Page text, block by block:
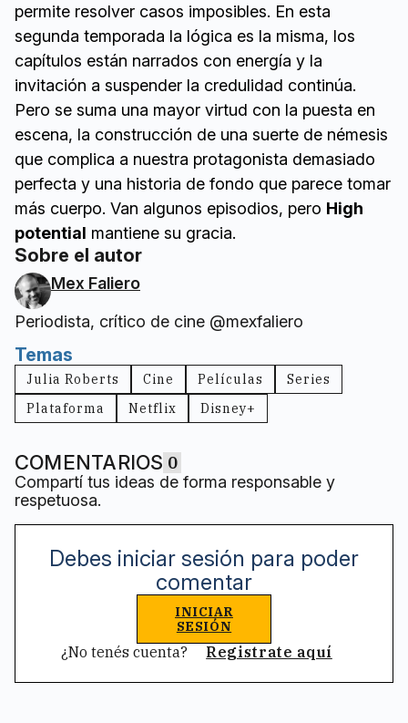
permite resolver casos imposibles. En esta
segunda temporada la lógica es la misma, los
capítulos están narrados con energía y la
invitación a suspender la credulidad continúa.
Pero se suma una mayor virtud con la puesta en
escena, la construcción de una suerte de némesis
que complica a nuestra protagonista demasiado
perfecta y una historia de fondo que parece tomar
más cuerpo. Van algunos episodios, pero High
potential mantiene su gracia.
Sobre el autor
Mex Faliero
Periodista, crítico de cine @mexfaliero
Temas
Julia Roberts Cine Películas
Series
Plataforma
Netflix Disney+
COMENTARIOS 0
Compartí tus ideas de forma responsable y
respetuosa.
Debes iniciar sesión para poder
comentar
INICIAR
SESIÓN
¿No tenés cuenta? Registrate aquí